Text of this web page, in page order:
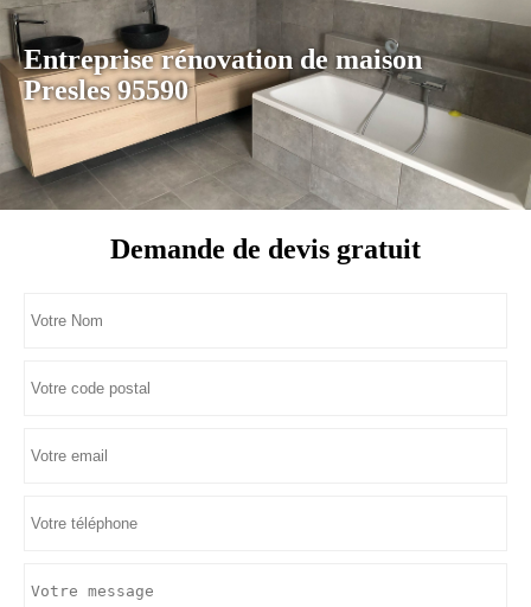
Entreprise rénovation de maison
Presles 95590
Demande de devis gratuit